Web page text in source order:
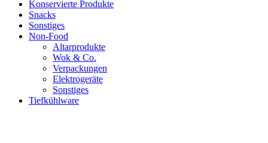
Konservierte Produkte
Snacks
Sonstiges
Non-Food
Altarprodukte
Wok & Co.
Verpackungen
Elektrogeräte
Sonstiges
Tiefkühlware